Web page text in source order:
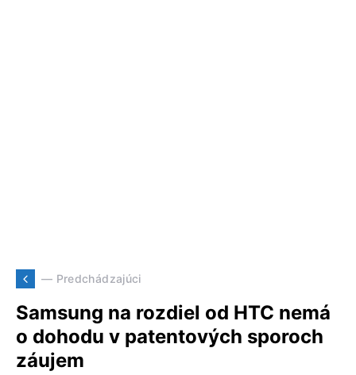
— Predchádzajúci
Samsung na rozdiel od HTC nemá
o dohodu v patentových sporoch
záujem